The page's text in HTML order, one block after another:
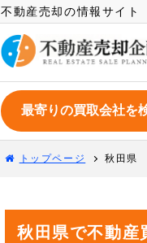
不動産売却の情報サイト
トップページ 秋田県
秋田県で不動産